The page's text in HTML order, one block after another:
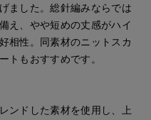
ました。総針編みならでは
え、やや短めの丈感がハイ
相性。同素材のニットスカ
トもおすすめです。
ンドした素材を使用し、上